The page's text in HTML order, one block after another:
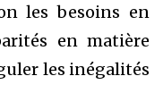
les besoins en
en matière
les inégalités